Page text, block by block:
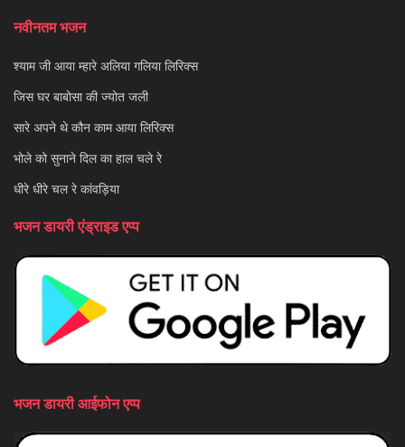
नवीनतम भजन
श्याम जी आया म्हारे अलिया गलिया लिरिक्स
जिस घर बाबोसा की ज्योत जली
सारे अपने थे कौन काम आया लिरिक्स
भोले को सुनाने दिल का हाल चले रे
धीरे धीरे चल रे कांवड़िया
भजन डायरी एंड्राइड एप्प
भजन डायरी आईफोन एप्प